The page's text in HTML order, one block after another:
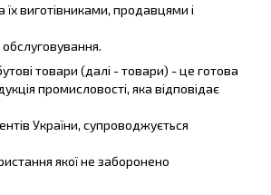
їх виготівниками, продавцями і
обслуговування.
товари (далі - товари) - це готова
промисловості, яка відповідає
України, супроводжується
якої не заборонено